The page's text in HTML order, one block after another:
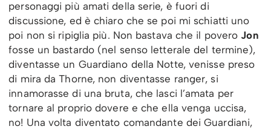
personaggi più amati della serie, è fuori di
discussione, ed è chiaro che se poi mi schiatti uno
poi non si ripiglia più. Non bastava che il povero Jon
fosse un bastardo (nel senso letterale del termine),
diventasse un Guardiano della Notte, venisse preso
di mira da Thorne, non diventasse ranger, si
innamorasse di una bruta, che lasci l’amata per
tornare al proprio dovere e che ella venga uccisa,
no! Una volta diventato comandante dei Guardiani,